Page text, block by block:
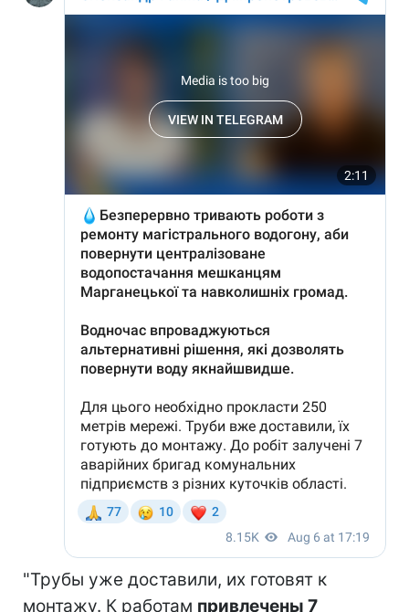
"Трубы уже доставили, их готовят к
монтажу. К работам привлечены 7